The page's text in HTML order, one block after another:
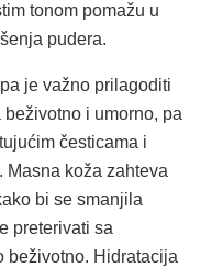
tonom pomažu u
pudera.
je važno prilagoditi
i umorno, pa
česticama i
koža zahteva
bi se smanjila
preterivati sa
beživotno. Hidratacija